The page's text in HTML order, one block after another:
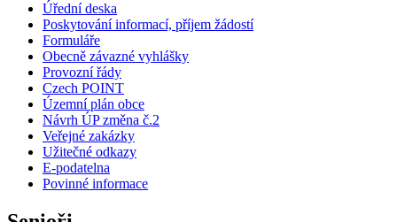
Úřední deska
Poskytování informací, příjem žádostí
Formuláře
Obecně závazné vyhlášky
Provozní řády
Czech POINT
Územní plán obce
Návrh ÚP změna č.2
Veřejné zakázky
Užitečné odkazy
E-podatelna
Povinné informace